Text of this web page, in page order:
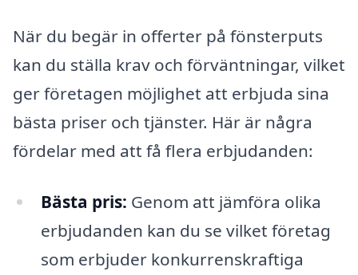
När du begär in offerter på fönsterputs
kan du ställa krav och förväntningar, vilket
ger företagen möjlighet att erbjuda sina
bästa priser och tjänster. Här är några
fördelar med att få flera erbjudanden:
Bästa pris: Genom att jämföra olika
erbjudanden kan du se vilket företag
som erbjuder konkurrenskraftiga